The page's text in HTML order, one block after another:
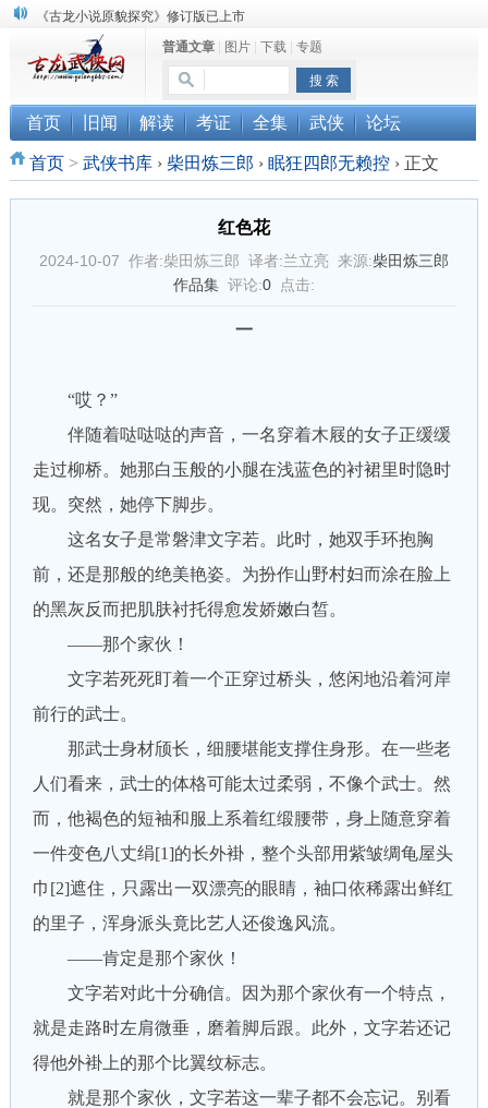
《古龙小说原貌探究》修订版已上市
顾雪衣《古龙武侠小说知见录》上市
“武侠书库”查缺补漏活动圆满结束
普通文章| 图片| 下载| 专题
首页 旧闻 解读 考证 全集 武侠 论坛
首页> 武侠书库 › 柴田炼三郎 › 眠狂四郎无赖控 ›正文
红色花
2024-10-07 作者:柴田炼三郎 译者:兰立亮 来源:柴田炼三郎
作品集评论:0点击:
一
“哎？”
伴随着哒哒哒的声音，一名穿着木屐的女子正缓缓
走过柳桥。她那白玉般的小腿在浅蓝色的衬裙里时隐时
现。突然，她停下脚步。
这名女子是常磐津文字若。此时，她双手环抱胸
前，还是那般的绝美艳姿。为扮作山野村妇而涂在脸上
的黑灰反而把肌肤衬托得愈发娇嫩白皙。
——那个家伙！
文字若死死盯着一个正穿过桥头，悠闲地沿着河岸
前行的武士。
那武士身材颀长，细腰堪能支撑住身形。在一些老
人们看来，武士的体格可能太过柔弱，不像个武士。然
而，他褐色的短袖和服上系着红缎腰带，身上随意穿着
一件变色八丈绢[1]的长外褂，整个头部用紫皱绸龟屋头
巾[2]遮住，只露出一双漂亮的眼睛，袖口依稀露出鲜红
的里子，浑身派头竟比艺人还俊逸风流。
——肯定是那个家伙！
文字若对此十分确信。因为那个家伙有一个特点，
就是走路时左肩微垂，磨着脚后跟。此外，文字若还记
得他外褂上的那个比翼纹标志。
就是那个家伙，文字若这一辈子都不会忘记。别看